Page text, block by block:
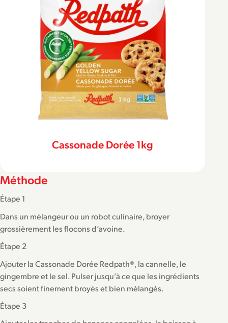
Cassonade Dorée 1kg
Méthode
Étape 1
Dans un mélangeur ou un robot culinaire, broyer
grossièrement les flocons d’avoine.
Étape 2
Ajouter la Cassonade Dorée Redpath®, la cannelle, le
gingembre et le sel. Pulser jusqu’à ce que les ingrédients
secs soient finement broyés et bien mélangés.
Étape 3